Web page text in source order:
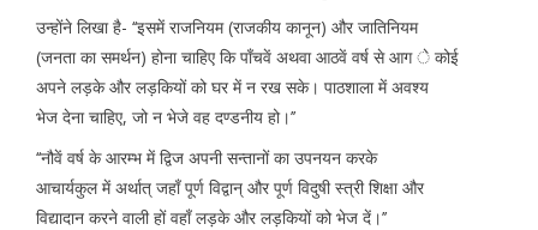
उन्होंने लिखा है- ‘‘इसमें राजनियम (राजकीय कानून) और जातिनियम
(जनता का समर्थन) होना चाहिए कि पाँचवें अथवा आठवें वर्ष से आग े कोई
अपने लड़के और लड़कियों को घर में न रख सके। पाठशाला में अवश्य
भेज देना चाहिए, जो न भेजे वह दण्डनीय हो।’’
‘‘नौवें वर्ष के आरम्भ में द्विज अपनी सन्तानों का उपनयन करके
आचार्यकुल में अर्थात् जहाँ पूर्ण विद्वान् और पूर्ण विदुषी स्त्री शिक्षा और
विद्यादान करने वाली हों वहाँ लड़के और लड़कियों को भेज दें।’’